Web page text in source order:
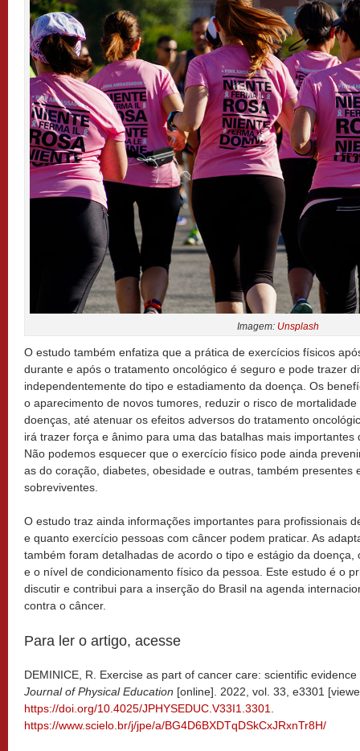
Imagem: Unsplash
O estudo também enfatiza que a prática de exercícios físicos
durante e após o tratamento oncológico é seguro e pode trazer
independentemente do tipo e estadiamento da doença. Os
o aparecimento de novos tumores, reduzir o risco de
doenças, até atenuar os efeitos adversos do tratamento
irá trazer força e ânimo para uma das batalhas mais importantes
Não podemos esquecer que o exercício físico pode ainda
as do coração, diabetes, obesidade e outras, também presentes
sobreviventes.
O estudo traz ainda informações importantes para profissionais
e quanto exercício pessoas com câncer podem praticar. As
também foram detalhadas de acordo o tipo e estágio da
e o nível de condicionamento físico da pessoa. Este estudo é o
discutir e contribui para a inserção do Brasil na agenda
contra o câncer.
Para ler o artigo, acesse
DEMINICE, R. Exercise as part of cancer care: scientific
Journal of Physical Education [online]. 2022, vol. 33, e3301
https://doi.org/10.4025/JPHYSEDUC.V33I1.3301
https://www.scielo.br/j/jpe/a/BG4D6BXDTqDSkCxJRxnTr8H/